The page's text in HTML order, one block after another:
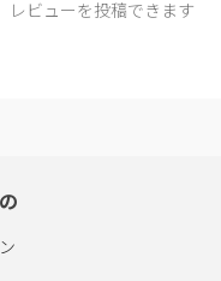
レビューを投稿できます